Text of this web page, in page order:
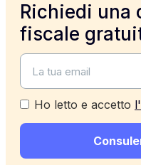
Richiedi una
fiscale
Ho letto e accetto